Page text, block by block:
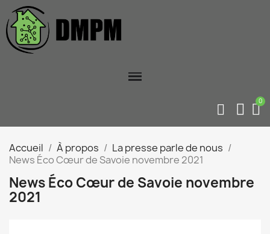
Accueil À propos
La presse parle de nous
News Éco Cœur de Savoie novembre 2021
News Éco Cœur de Savoie novembre
2021